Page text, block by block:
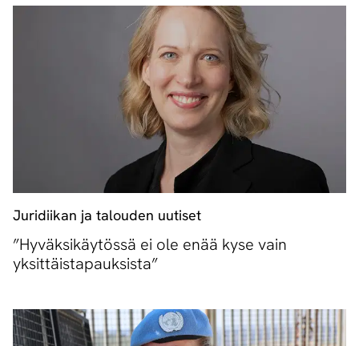
Juridiikan ja talouden uutiset
”Hyväksikäytössä ei ole enää kyse vain
yksittäistapauksista”